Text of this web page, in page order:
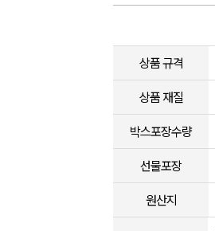
상품 규격
상품 재질
박스포장수량
선물포장
원산지